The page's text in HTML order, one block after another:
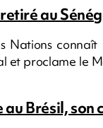
au
Nations
et proclame le
Brésil, son